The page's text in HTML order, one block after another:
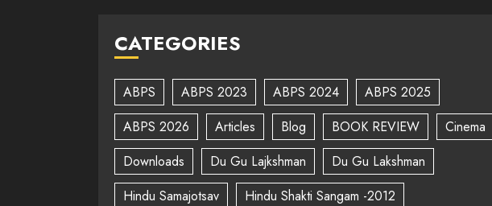
CATEGORIES
ABPS ABPS 2023 ABPS 2024
ABPS 2025
ABPS 2026
Articles Blog BOOK REVIEW
Cinema
Downloads
Du Gu Lajkshman
Du Gu Lakshman
Hindu Samajotsav
Hindu Shakti Sangam -2012